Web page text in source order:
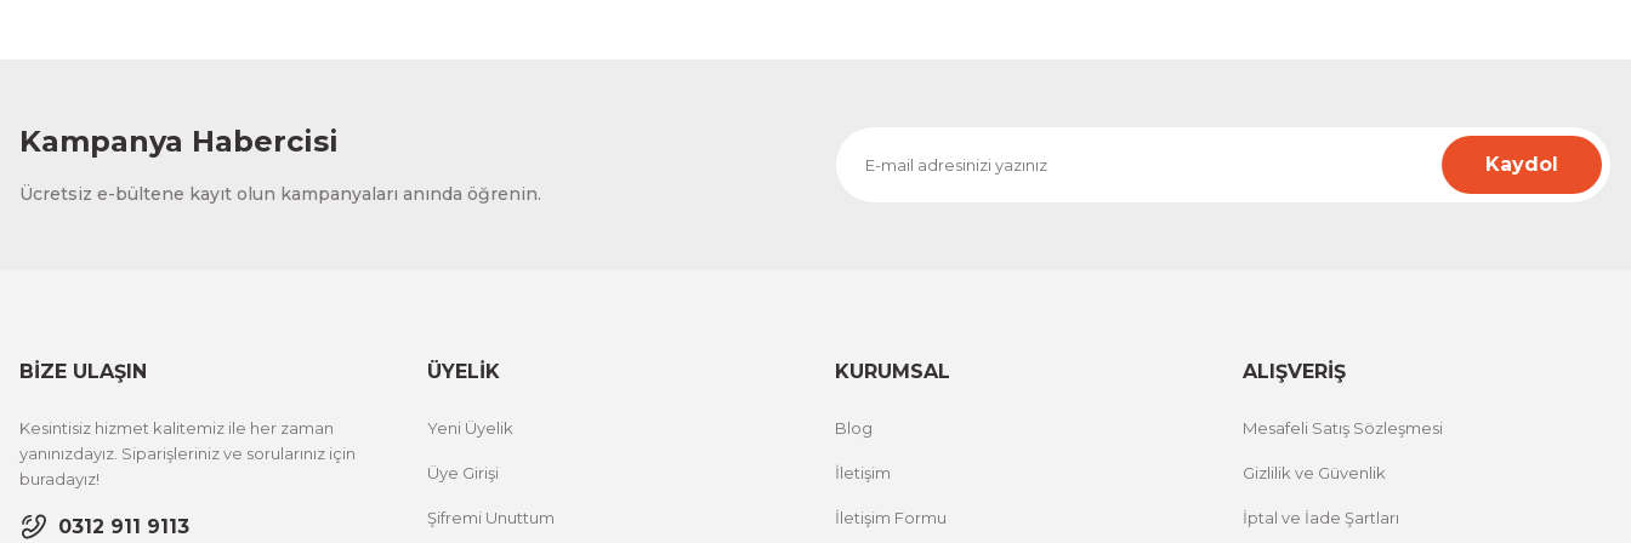
Kampanya Habercisi
Ücretsiz e-bültene kayıt olun kampanyaları anında öğrenin.
Kaydol
BİZE ULAŞIN
Kesintisiz hizmet kalitemiz ile her zaman
yanınızdayız. Siparişleriniz ve sorularınız için
buradayız!
0312 911 9113
ÜYELİK
Yeni Üyelik
Üye Girişi
Şifremi Unuttum
KURUMSAL
Blog
İletişim
İletişim Formu
ALIŞVERİŞ
Mesafeli Satış Sözleşmesi
Gizlilik ve Güvenlik
İptal ve İade Şartları